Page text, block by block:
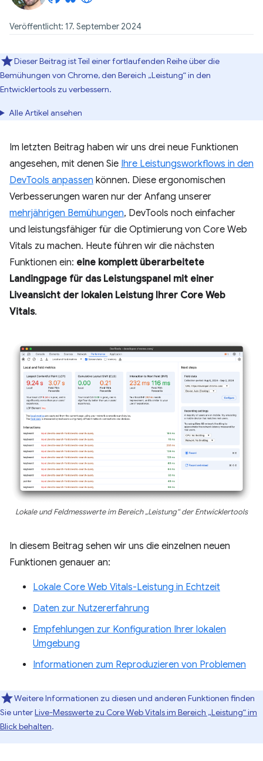
Veröffentlicht: 17. September 2024
Dieser Beitrag ist Teil einer fortlaufenden Reihe über die
Bemühungen von Chrome, den Bereich „Leistung“ in den
Entwicklertools zu verbessern.
Alle Artikel ansehen
Im letzten Beitrag haben wir uns drei neue Funktionen
angesehen, mit denen Sie Ihre Leistungsworkflows in den
DevTools anpassen können. Diese ergonomischen
Verbesserungen waren nur der Anfang unserer
mehrjährigen Bemühungen, DevTools noch einfacher
und leistungsfähiger für die Optimierung von Core Web
Vitals zu machen. Heute führen wir die nächsten
Funktionen ein: eine komplett überarbeitete
Landingpage für das Leistungspanel mit einer
Liveansicht der lokalen Leistung Ihrer Core Web
Vitals.
Lokale und Feldmesswerte im Bereich „Leistung“ der Entwicklertools
In diesem Beitrag sehen wir uns die einzelnen neuen
Funktionen genauer an:
Lokale Core Web Vitals-Leistung in Echtzeit
Daten zur Nutzererfahrung
Empfehlungen zur Konfiguration Ihrer lokalen
Umgebung
Informationen zum Reproduzieren von Problemen
Weitere Informationen zu diesen und anderen Funktionen finden
Sie unterLive-Messwerte zu Core Web Vitals im Bereich „Leistung“ im
Blick behalten.